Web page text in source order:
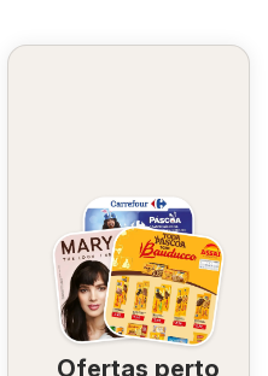
Ofertas perto